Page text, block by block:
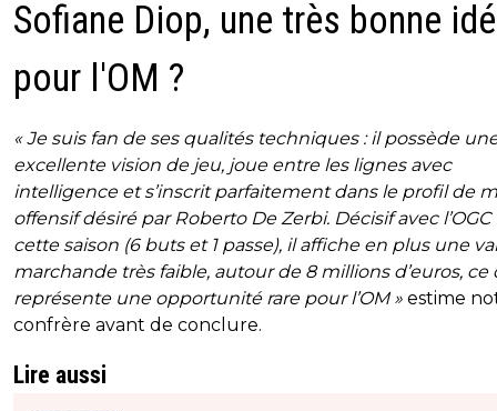
Sofiane Diop, une très bonne
pour l'OM ?
« Je suis fan de ses qualités techniques : il possède
excellente vision de jeu, joue entre les lignes avec
intelligence et s’inscrit parfaitement dans le profil de
offensif désiré par Roberto De Zerbi. Décisif avec l’OGC
cette saison (6 buts et 1 passe), il affiche en plus une
marchande très faible, autour de 8 millions d’euros, ce
représente une opportunité rare pour l’OM » estime
confrère avant de conclure.
Lire aussi